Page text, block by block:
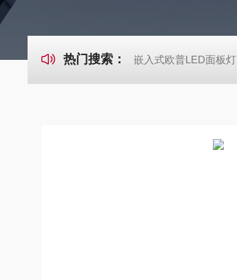
热门搜索： 嵌入式欧普LED面板灯